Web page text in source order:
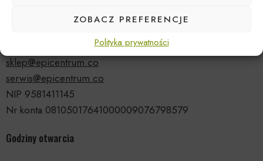
ZOBACZ PREFERENCJE
Polityka prywatności
ul. Druskiennicka 20a
sklep@epicentrum.co
serwis@epicentrum.co
NIP 9581411145
Nr konta 08105017641000009076798579
Godziny otwarcia